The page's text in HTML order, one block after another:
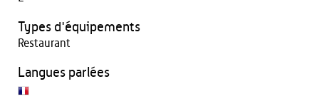
Types d'équipements
Restaurant
Langues parlées